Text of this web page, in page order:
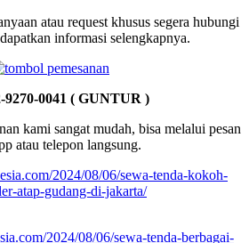
atau request khusus segera hubungi
informasi selengkapnya.
9270-0041 ( GUNTUR )
kami sangat mudah, bisa melalui pesan
atau telepon langsung.
2024/08/06/sewa-tenda-kokoh-
atap-gudang-di-jakarta/
2024/08/06/sewa-tenda-berbagai-